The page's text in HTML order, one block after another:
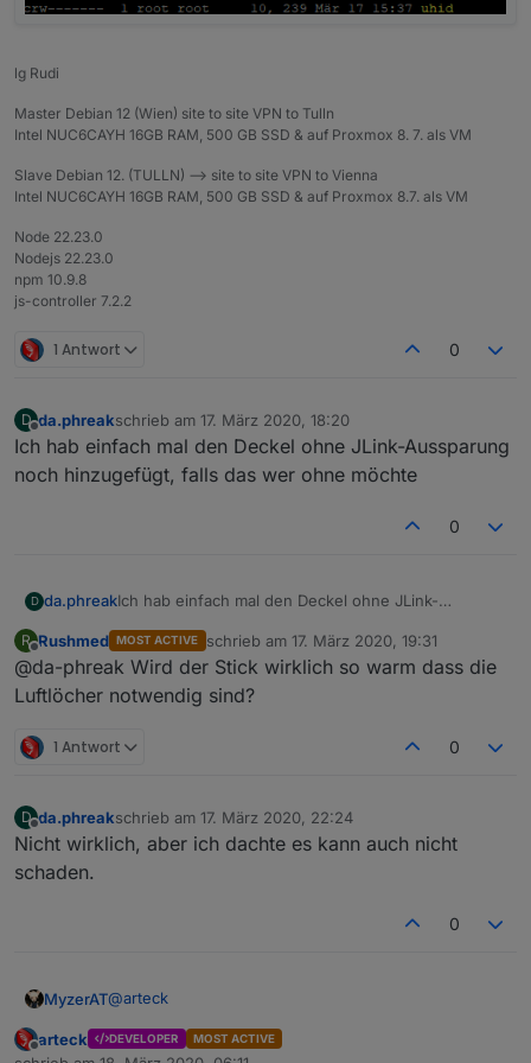
lg Rudi
Master Debian 12 (Wien) site to site VPN to Tulln
Intel NUC6CAYH 16GB RAM, 500 GB SSD & auf Proxmox 8. 7. als VM
Slave Debian 12. (TULLN) --> site to site VPN to Vienna
Intel NUC6CAYH 16GB RAM, 500 GB SSD & auf Proxmox 8.7. als VM
Node 22.23.0
Nodejs 22.23.0
npm 10.9.8
js-controller 7.2.2
1 Antwort 0
D
Offline
da.phreakschrieb am 17. März 2020, 18:20
zuletzt editiert von
Ich hab einfach mal den Deckel ohne JLink-Aussparung
noch hinzugefügt, falls das wer ohne möchte
0
D da.phreakIch hab einfach mal den Deckel ohne JLink-
möchte
R
Offline
Rushmed MOST ACTIVE schrieb am 17. März 2020, 19:31
zuletzt editiert von
@da-phreak Wird der Stick wirklich so warm dass die
Luftlöcher notwendig sind?
1 Antwort 0
D
Offline
da.phreakschrieb am 17. März 2020, 22:24
zuletzt editiert von
Nicht wirklich, aber ich dachte es kann auch nicht
schaden.
0
MyzerAT@arteck
hmm wenn ich die Platine an die Synology anstecke,
Offline
arteck DEVELOPER MOST ACTIVE